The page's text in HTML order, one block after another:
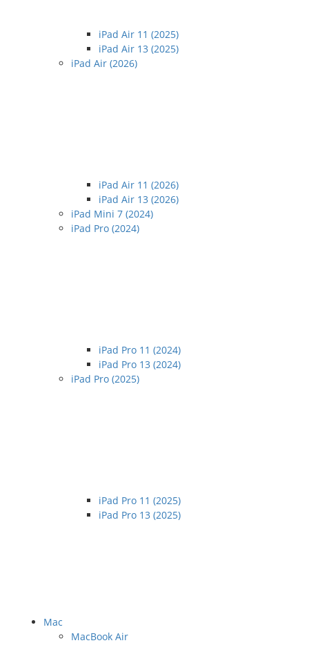
iPad Air 11 (2025)
iPad Air 13 (2025)
iPad Air (2026)
iPad Air 11 (2026)
iPad Air 13 (2026)
iPad Mini 7 (2024)
iPad Pro (2024)
iPad Pro 11 (2024)
iPad Pro 13 (2024)
iPad Pro (2025)
iPad Pro 11 (2025)
iPad Pro 13 (2025)
Mac
MacBook Air